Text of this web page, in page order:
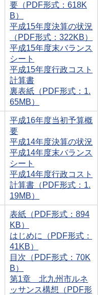
要（PDF形式：618K
B）
平成15年度決算の状況
（PDF形式：322KB）
平成15年度末バランス
シート
平成15年度行政コスト
計算書
裏表紙（PDF形式：1.
65MB）
平成16年度当初予算概
要
平成14年度決算の状況
平成14年度末バランス
シート
平成14年度行政コスト
計算書（PDF形式：1.
19MB）
表紙（PDF形式：894
KB）
はじめに（PDF形式：
41KB）
目次（PDF形式：70K
B）
第1章 北九州市ルネ
ッサンス構想（PDF形